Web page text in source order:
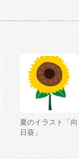
夏のイラスト「向
日葵」